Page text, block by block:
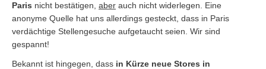
Paris nicht bestätigen, aber auch nicht widerlegen. Eine
anonyme Quelle hat uns allerdings gesteckt, dass in Paris
verdächtige Stellengesuche aufgetaucht seien. Wir sind
gespannt!
Bekannt ist hingegen, dass in Kürze neue Stores in